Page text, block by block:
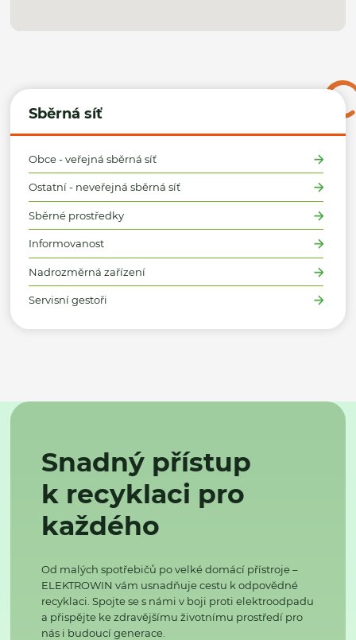
Sběrná síť
Obce - veřejná sběrná síť
Ostatní - neveřejná sběrná síť
Sběrné prostředky
Informovanost
Nadrozměrná zařízení
Servisní gestoři
Snadný přístup
k recyklaci pro
každého
Od malých spotřebičů po velké domácí přístroje –
ELEKTROWIN vám usnadňuje cestu k odpovědné
recyklaci. Spojte se s námi v boji proti elektroodpadu
a přispějte ke zdravějšímu životnímu prostředí pro
nás i budoucí generace.